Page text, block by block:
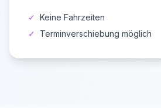
✓
Keine Fahrzeiten
✓
Terminverschiebung möglich